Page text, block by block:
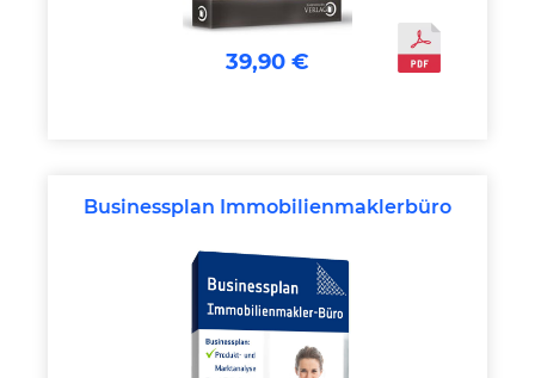
39,90 €
Businessplan Immobilienmaklerbüro